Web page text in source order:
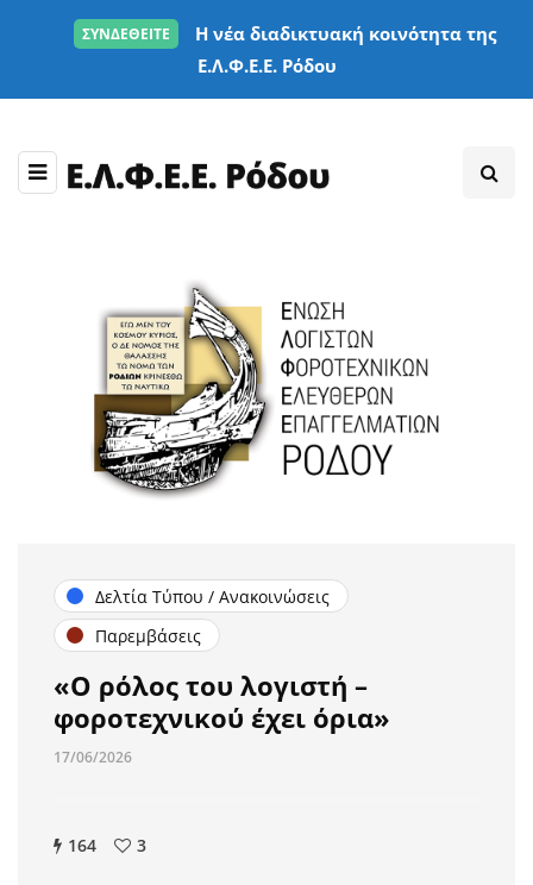
ΣΥΝΔΕΘΕΙΤΕ
Η νέα διαδικτυακή κοινότητα της
Ε.Λ.Φ.Ε.Ε. Ρόδου
Δελτία Τύπου / Ανακοινώσεις
Παρεμβάσεις
«Ο ρόλος του λογιστή –
φοροτεχνικού έχει όρια»
17/06/2026
164 3